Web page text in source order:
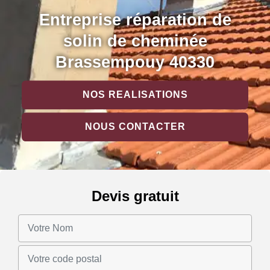
Entreprise réparation de
solin de cheminée
Brassempouy 40330
NOS REALISATIONS
NOUS CONTACTER
Devis gratuit